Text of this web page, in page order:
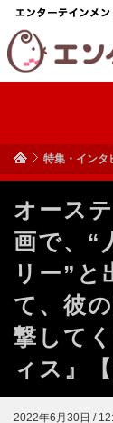
特集・インタ
オース
画で、“
リー”と
て、彼
撃して
ィス』
2022年6月30日 /